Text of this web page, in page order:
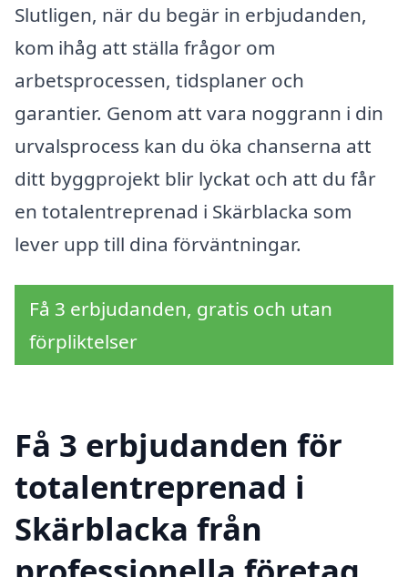
Slutligen, när du begär in erbjudanden,
kom ihåg att ställa frågor om
arbetsprocessen, tidsplaner och
garantier. Genom att vara noggrann i din
urvalsprocess kan du öka chanserna att
ditt byggprojekt blir lyckat och att du får
en totalentreprenad i Skärblacka som
lever upp till dina förväntningar.
Få 3 erbjudanden, gratis och utan
förpliktelser
Få 3 erbjudanden för
totalentreprenad i
Skärblacka från